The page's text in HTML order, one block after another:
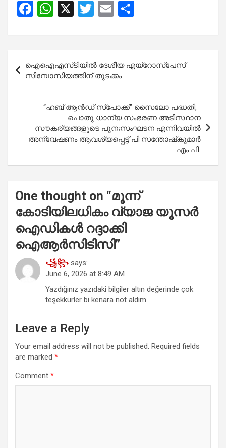
F
ce
o
o
W
at
A
p
p
X
T
tt
er
E
ail ar
e
navigation
ഐഐഎസ്‌ടിയിൽ ദേശീയ എയ്‌റോസ്‌പേസ്
സിമ്പോസിയത്തിന് തുടക്കം
“ഹബ് ആൻഡ് സ്‌പോക്ക്” സൈലോ പദ്ധതി,
പൊതു ധാന്യ സംഭരണ ​​അടിസ്ഥാന
സൗകര്യങ്ങളുടെ പുനഃസംഘടന എന്നിവയിൽ
അന്വേഷണം ആവശ്യപ്പെട്ട് പി സന്തോഷ്‌കുമാർ
എം പി
One thought on “മൂന്ന്
കോടിയിലധികം വ്യാജ യൂസര്‍
ഐഡികള്‍ റദ്ദാക്കി
ഐആര്‍സിടിസി”
꧁꧂ says:
June 6, 2026 at 8:49 AM
Yazdığınız yazıdaki bilgiler altın değerinde çok
teşekkürler bi kenara not aldım.
Leave a Reply
Your email address will not be published. Required fields
are marked *
Comment *